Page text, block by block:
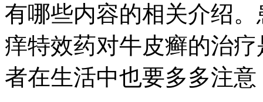
有哪些内容的相关介绍
痒特效药对牛皮癣的治
者在生活中也要多多注